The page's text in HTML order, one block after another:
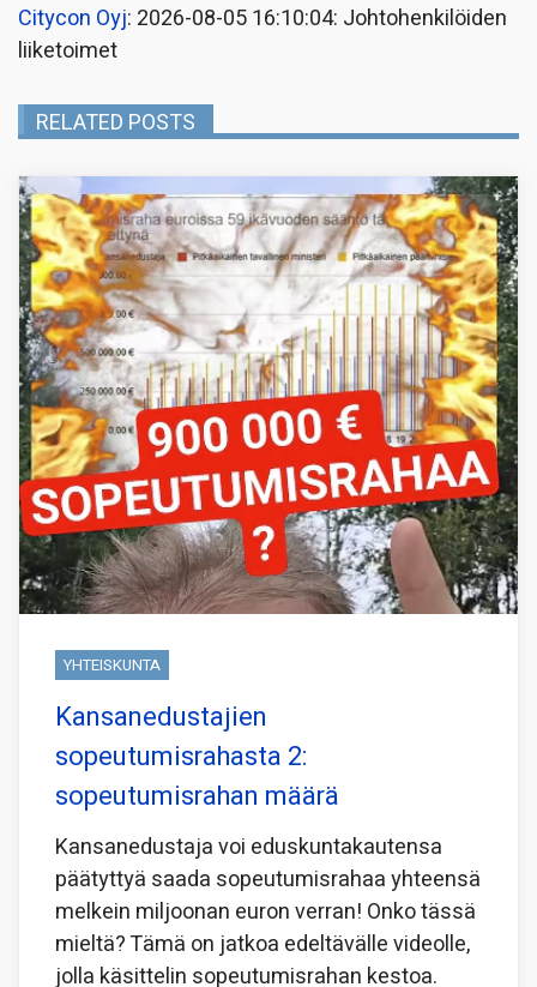
Citycon Oyj: 2026-08-05 16:10:04: Johtohenkilöiden
liiketoimet
RELATED POSTS
YHTEISKUNTA
Kansanedustajien
sopeutumisrahasta 2:
sopeutumisrahan määrä
Kansanedustaja voi eduskuntakautensa
päätyttyä saada sopeutumisrahaa yhteensä
melkein miljoonan euron verran! Onko tässä
mieltä? Tämä on jatkoa edeltävälle videolle,
jolla käsittelin sopeutumisrahan kestoa.